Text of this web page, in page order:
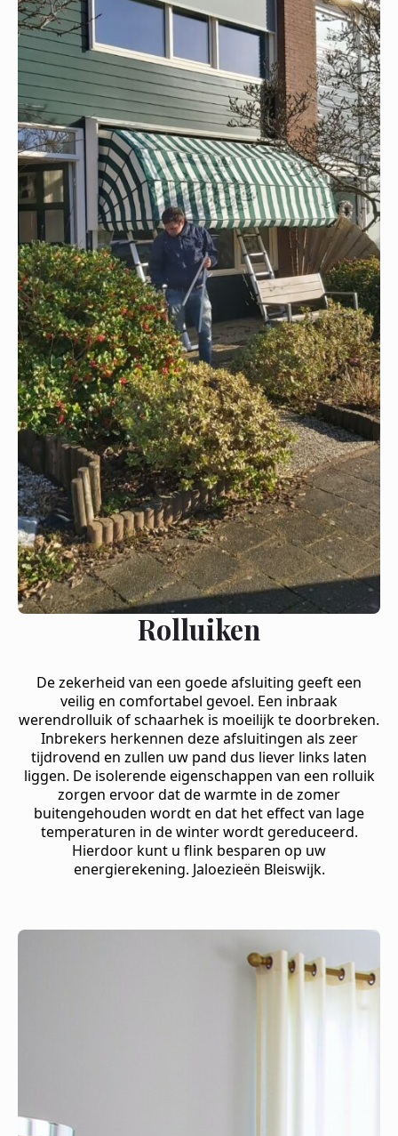
Rolluiken
De zekerheid van een goede afsluiting geeft een
veilig en comfortabel gevoel. Een inbraak
werendrolluik of schaarhek is moeilijk te doorbreken.
Inbrekers herkennen deze afsluitingen als zeer
tijdrovend en zullen uw pand dus liever links laten
liggen. De isolerende eigenschappen van een rolluik
zorgen ervoor dat de warmte in de zomer
buitengehouden wordt en dat het effect van lage
temperaturen in de winter wordt gereduceerd.
Hierdoor kunt u flink besparen op uw
energierekening. Jaloezieën Bleiswijk.